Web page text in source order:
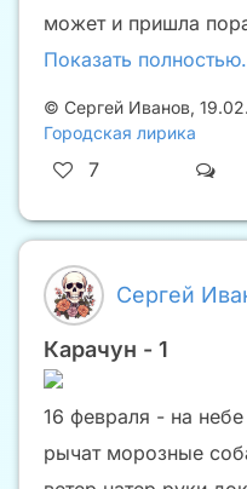
может и пришла
Показать
© Сергей Иванов,
Городская лирика
7
Сергей
Карачун - 1
16 февраля - на
рычат морозные